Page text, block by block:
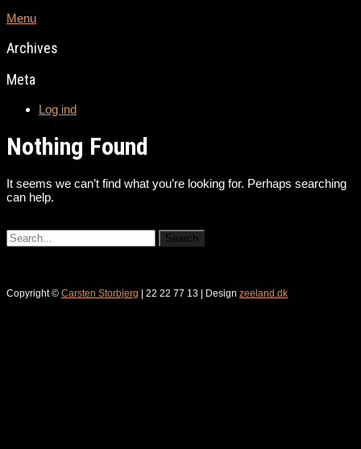
Menu
Archives
Meta
Log ind
Nothing Found
It seems we can’t find what you’re looking for. Perhaps searching
can help.
Copyright © Carsten Storbjerg | 22 22 77 13 | Design zeeland.dk